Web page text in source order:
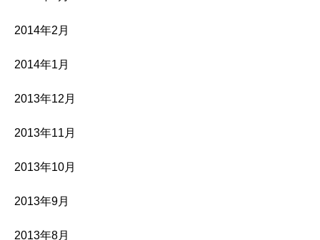
2014年2月
2014年1月
2013年12月
2013年11月
2013年10月
2013年9月
2013年8月